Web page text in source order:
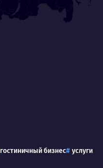
гостиничный бизнес
услуги